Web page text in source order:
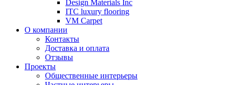
Design Materials Inc
ITC luxury flooring
VM Carpet
О компании
Контакты
Доставка и оплата
Отзывы
Проекты
Общественные интерьеры